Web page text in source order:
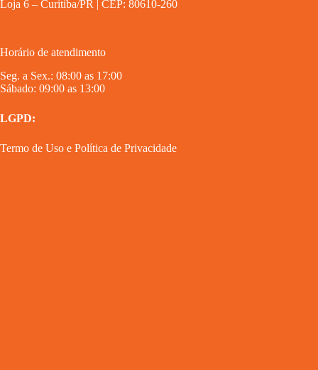
Loja 6 – Curitiba/PR | CEP: 80610-260
Horário de atendimento
Seg. a Sex.: 08:00 as 17:00
Sábado: 09:00 as 13:00
LGPD:
Termo de Uso e Política de Privacidade